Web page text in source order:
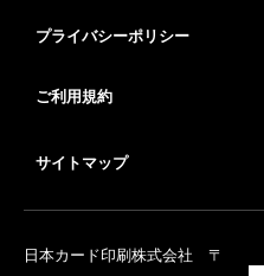
プライバシーポリシー
ご利用規約
サイトマップ
日本カード印刷株式会社 〒